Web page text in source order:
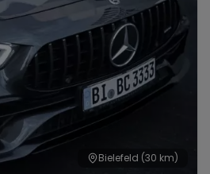
Bielefeld (30 km)